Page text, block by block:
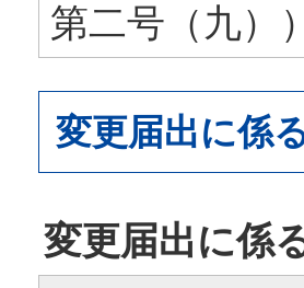
第二号（九））
変更届出に係
変更届出に係